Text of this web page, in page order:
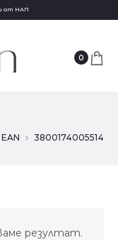
от НАП
0
3800174005514
резултат.